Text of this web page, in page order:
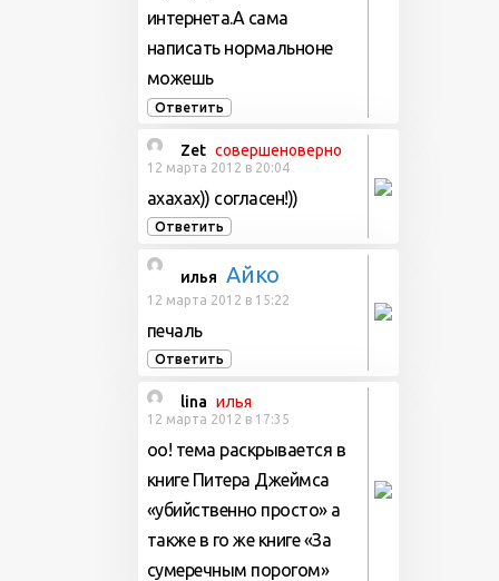
интернета.А сама
написать нормальноне
можешь
Ответить
Zet совершеноверно
12 марта 2012 в 20:04
ахахах)) согласен!))
Ответить
илья Айко
12 марта 2012 в 15:22
печаль
Ответить
lina илья
12 марта 2012 в 17:35
оо! тема раскрывается в
книге Питера Джеймса
«убийственно просто» а
также в го же книге «За
сумеречным порогом»